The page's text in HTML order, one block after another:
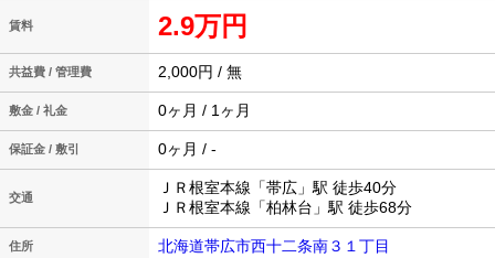
賃料 2.9万円
共益費 / 管理費 2,000円 / 無
敷金 / 礼金 0ヶ月 / 1ヶ月
保証金 / 敷引 0ヶ月 / -
交通
ＪＲ根室本線「帯広」駅 徒歩40分
ＪＲ根室本線「柏林台」駅 徒歩68分
住所 北海道帯広市西十二条南３１丁目